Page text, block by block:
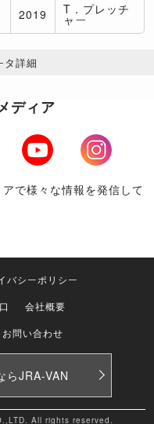
2019 T．プレッチ
ャー
タ詳細
ディア
Youtube
Instagram
で様々な情報を発信して
バシーポリシー
会社概要
お問い合わせ
らJRA-VAN
All rights reserved.